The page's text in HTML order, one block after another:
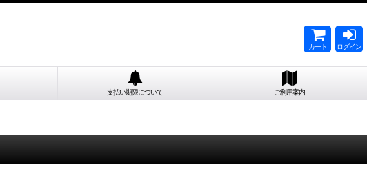
カート ログイン
支払い期限について ご利用案内